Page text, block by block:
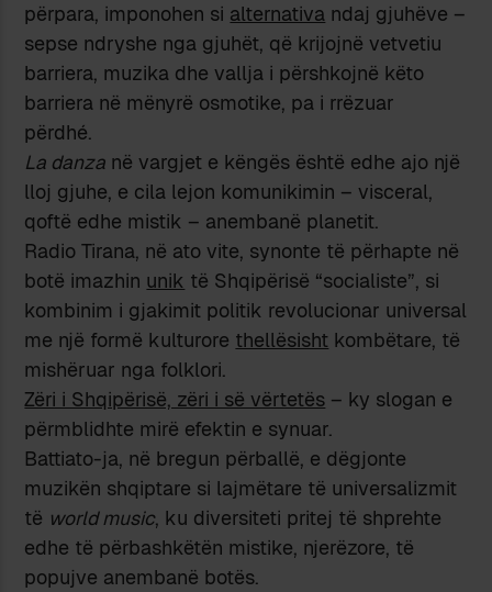
përpara, imponohen si alternativa ndaj gjuhëve –
sepse ndryshe nga gjuhët, që krijojnë vetvetiu
barriera, muzika dhe vallja i përshkojnë këto
barriera në mënyrë osmotike, pa i rrëzuar
përdhé.
La danza në vargjet e këngës është edhe ajo një
lloj gjuhe, e cila lejon komunikimin – visceral,
qoftë edhe mistik – anembanë planetit.
Radio Tirana, në ato vite, synonte të përhapte në
botë imazhin unik të Shqipërisë “socialiste”, si
kombinim i gjakimit politik revolucionar universal
me një formë kulturore thellësisht kombëtare, të
mishëruar nga folklori.
Zëri i Shqipërisë, zëri i së vërtetës – ky slogan e
përmblidhte mirë efektin e synuar.
Battiato-ja, në bregun përballë, e dëgjonte
muzikën shqiptare si lajmëtare të universalizmit
të world music, ku diversiteti pritej të shprehte
edhe të përbashkëtën mistike, njerëzore, të
popujve anembanë botës.